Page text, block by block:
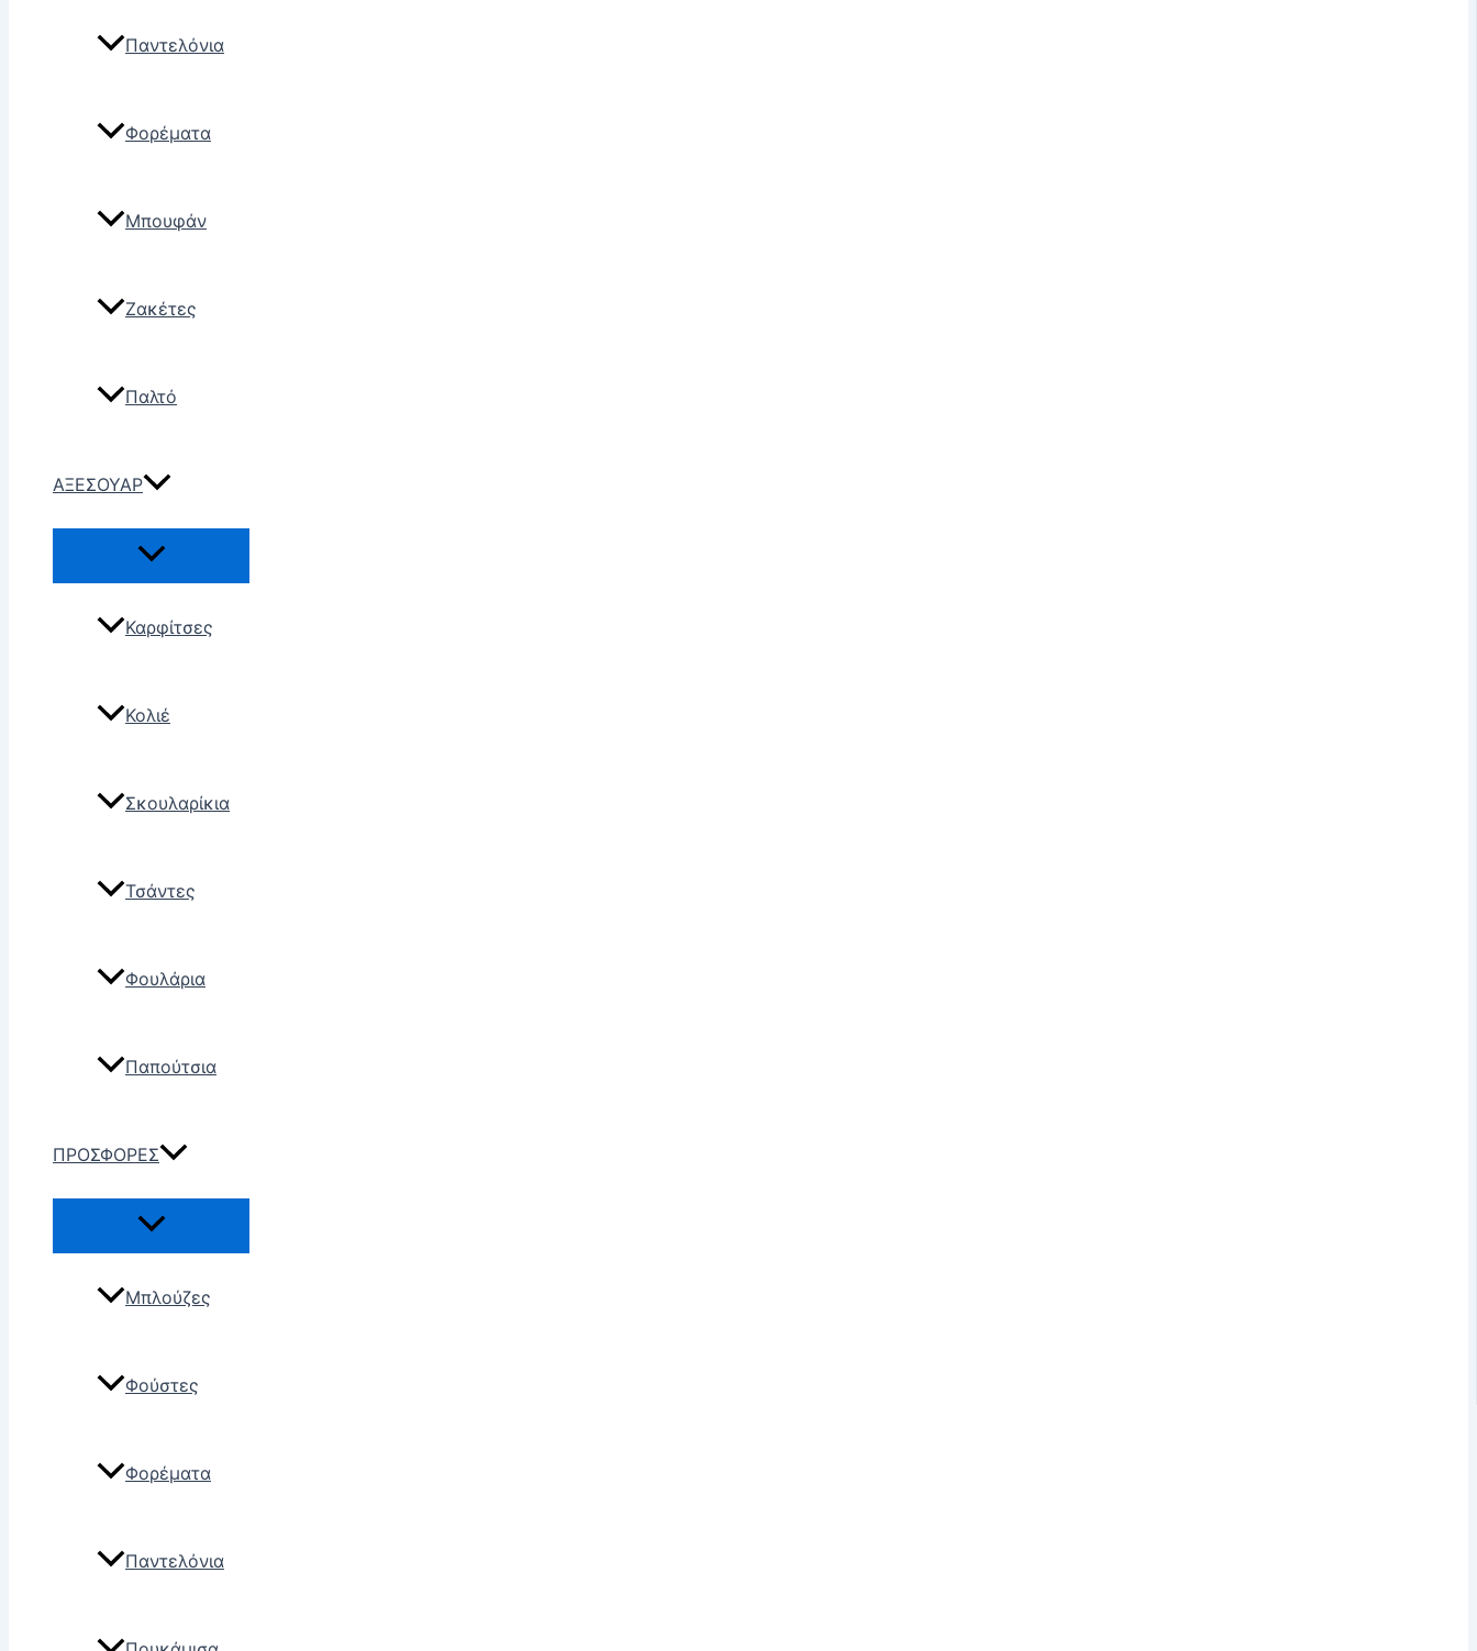
Παντελόνια
Φορέματα
Μπουφάν
Ζακέτες
Παλτό
ΑΞΕΣΟΥΑΡ
Καρφίτσες
Κολιέ
Σκουλαρίκια
Τσάντες
Φουλάρια
Παπούτσια
ΠΡΟΣΦΟΡΕΣ
Μπλούζες
Φούστες
Φορέματα
Παντελόνια